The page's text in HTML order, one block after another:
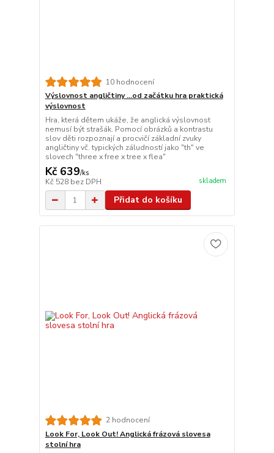
10 hodnocení
Výslovnost angličtiny ...od začátku hra praktická
výslovnost
Hra, která dětem ukáže, že anglická výslovnost
nemusí být strašák. Pomocí obrázků a kontrastu
slov děti rozpoznají a procvičí základní zvuky
angličtiny vč. typických záludností jako "th" ve
slovech "three x free x tree x flea"
Kč 639/ks
Kč 528 bez DPH skladem
Přidat do košíku
2 hodnocení
Look For, Look Out! Anglická frázová slovesa
stolní hra